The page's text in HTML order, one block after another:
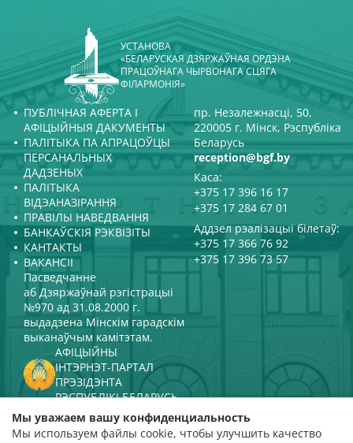
УСТАНОВА
«БЕЛАРУСКАЯ ДЗЯРЖАЎНАЯ ОРДЭНА
ПРАЦОЎНАГА ЧЫРВОНАГА СЦЯГА
ФІЛАРМОНІЯ»
ПУБЛІЧНАЯ АФЕРТА І
АФІЦЫЙНЫЯ ДАКУМЕНТЫ
ПАЛІТЫКА ПА АПРАЦОЎЦЫ
ПЕРСАНАЛЬНЫХ
ДАДЗЕНЫХ
ПАЛІТЫКА
ВІДЭАНАЗІРАННЯ
ПРАВІЛЫ НАВЕДВАННЯ
БАНКАЎСКІЯ РЭКВІЗІТЫ
КАНТАКТЫ
ВАКАНСІІ
пр. Незалежнасці, 50,
220005 г. Мінск, Рэспубліка
Беларусь
reception@bgf.by
Каса:
+375 17 396 16 17
+375 17 284 67 01
Аддзел рэалізацыі білетаў:
+375 17 366 76 92
+375 17 396 73 57
Пасведчанне
аб Дзяржаўнай рэгістрацыі
№970 ад 31.08.2000 г.
выдадзена Мінскім гарадскім
выканаўчым камітэтам.
АФІЦЫЙНЫ
ІНТЭРНЭТ-ПАРТАЛ
ПРЭЗІДЭНТА
РЭСПУБЛІКІ БЕЛАРУСЬ
МІНІСТЭРСТВА КУЛЬТУРЫ
РЭСПУБЛІКІ БЕЛАРУСЬ
Мы уважаем вашу конфиденциальность
Мы используем файлы cookie, чтобы улучшить качество